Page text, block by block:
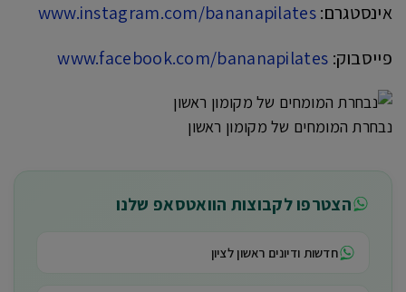
אינסטגרם:www.instagram.com/bananapilates
פייסבוק: www.facebook.com/bananapilates
נבחרת המומחים של מקומון ראשון
הצטרפו לקבוצות הוואטסאפ שלנו
חדשות ודיונים ראשון לציון